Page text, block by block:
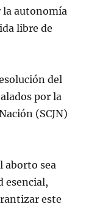
la autonomía
libre de
del
por la
(SCJN)
aborto sea
esencial,
este